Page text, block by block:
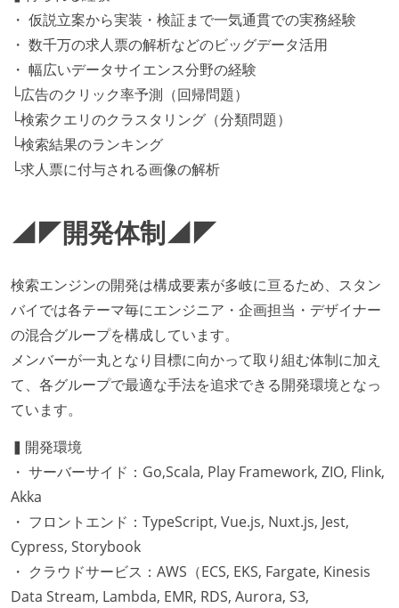
・ 仮説立案から実装・検証まで一気通貫での実務経験
・ 数千万の求人票の解析などのビッグデータ活用
・ 幅広いデータサイエンス分野の経験
└広告のクリック率予測（回帰問題）
└検索クエリのクラスタリング（分類問題）
└検索結果のランキング
└求人票に付与される画像の解析
◢◤開発体制◢◤
検索エンジンの開発は構成要素が多岐に亘るため、スタン
バイでは各テーマ毎にエンジニア・企画担当・デザイナー
の混合グループを構成しています。
メンバーが一丸となり目標に向かって取り組む体制に加え
て、各グループで最適な手法を追求できる開発環境となっ
ています。
▍開発環境
・ サーバーサイド：Go,Scala, Play Framework, ZIO, Flink,
Akka
・ フロントエンド：TypeScript, Vue.js, Nuxt.js, Jest,
Cypress, Storybook
・ クラウドサービス：AWS（ECS, EKS, Fargate, Kinesis
Data Stream, Lambda, EMR, RDS, Aurora, S3,